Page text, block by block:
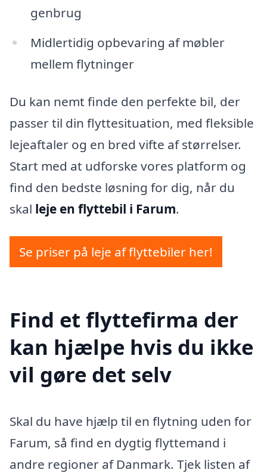
genbrug
Midlertidig opbevaring af møbler
mellem flytninger
Du kan nemt finde den perfekte bil, der
passer til din flyttesituation, med fleksible
lejeaftaler og en bred vifte af størrelser.
Start med at udforske vores platform og
find den bedste løsning for dig, når du
skal leje en flyttebil i Farum.
Se priser på leje af flyttebiler her!
Find et flyttefirma der
kan hjælpe hvis du ikke
vil gøre det selv
Skal du have hjælp til en flytning uden for
Farum, så find en dygtig flyttemand i
andre regioner af Danmark. Tjek listen af